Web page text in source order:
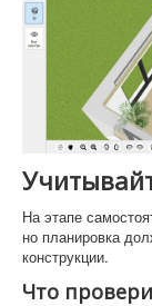
На этапе
но планировка
конструкции.
Что